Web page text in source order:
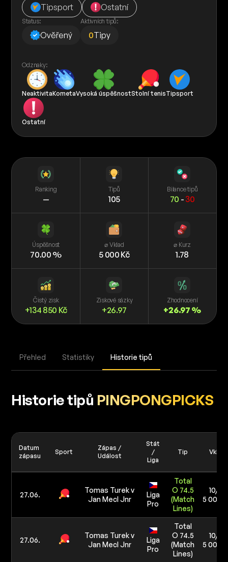
Tipsport Ostatní
Status:
Ověřený
Aktivních tipů:
0Tipy
Odznaky:
NeaktivitaKometaVysoká úspěšnostStolní tenisTipsport
Ostatní
Ranking
—
Tipů
105
Bilance tipů
70 - 30
Úspěšnost
70.00 %
⌀ Vklad
5 000 Kč
⌀ Kurz
1.78
Čistý zisk
+134 850 Kč
Ziskové sázky
+26.97
Zhodnocení
+26.97 %
Přehled Statistiky Historie tipů
Historie tipů PINGPONGPICKS
Datum
zápasu
Sport
Zápas /
Událost
Stát
/
Liga
Tip Vklad
27.06.
Tomas Turek v
Jan Mecl Jnr
Liga
Pro
Total
O 74.5
(Match
Lines)
10/10
5 000
27.06.
Tomas Turek v
Jan Mecl Jnr
Liga
Pro
Total
O 74.5
(Match
Lines)
10/10
5 000